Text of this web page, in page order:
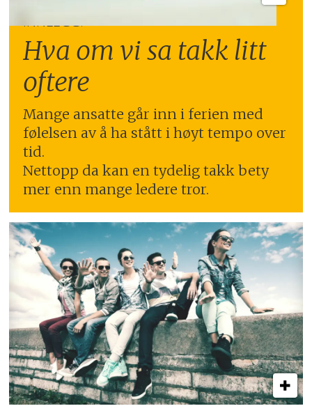
INNLEGG:
Hva om vi sa takk litt
oftere
Mange ansatte går inn i ferien med
følelsen av å ha stått i høyt tempo over
tid.
Nettopp da kan en tydelig takk bety
mer enn mange ledere tror.